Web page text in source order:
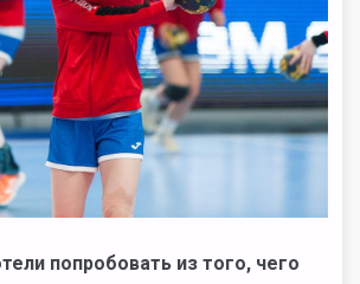
попробовать из того, чего